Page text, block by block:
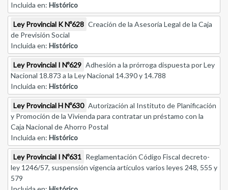
Incluida en: Histórico
Ley Provincial K Nº628 Creación de la Asesoría Legal de la Caja
de Previsión Social
Incluida en: Histórico
Ley Provincial I Nº629 Adhesión a la prórroga dispuesta por Ley
Nacional 18.873 a la Ley Nacional 14.390 y 14.788
Incluida en: Histórico
Ley Provincial H Nº630 Autorización al Instituto de Planificación
y Promoción de la Vivienda para contratar un préstamo con la
Caja Nacional de Ahorro Postal
Incluida en: Histórico
Ley Provincial I Nº631 Reglamentación Código Fiscal decreto-
ley 1246/57, suspensión vigencia artículos varios leyes 248, 555 y
579